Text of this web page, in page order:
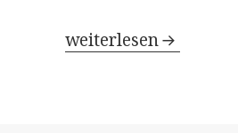
Auf die Plätze, fertig,
weiterlesen